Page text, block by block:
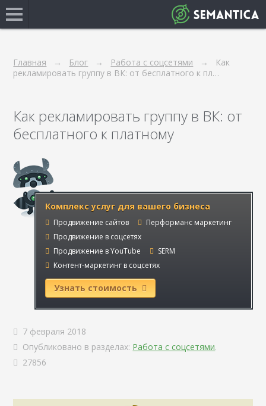
Главная Блог Работа с соцсетями
Как
рекламировать группу в ВК: от бесплатного к пл…
Как рекламировать группу в ВК: от
бесплатного к платному
Комплекс услуг для вашего бизнеса
Продвижение сайтов
Перформанс маркетинг
Продвижение в соцсетях
Продвижение в YouTube
SERM
Контент-маркетинг в соцсетях
Узнать стоимость
7 февраля 2018
Опубликовано в разделах: Работа с соцсетями.
27856